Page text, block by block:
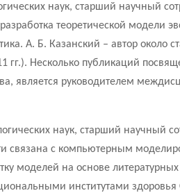
наук, старший научный
теоретической
А. Б. Казанский – автор около
гг.). Несколько публикаций
является руководителем
наук, старший научный
связана с компьютерным
моделей на основе
институтами